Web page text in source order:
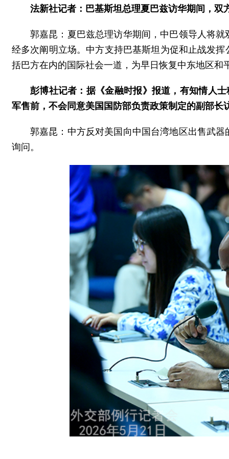
法新社记者：巴基斯坦总理夏巴兹访华期间，双
郭嘉昆：夏巴兹总理访华期间，中巴领导人将
经多次阐明立场。中方支持巴基斯坦为促和止战发
括巴方在内的国际社会一道，为早日恢复中东地区和
彭博社记者：据《金融时报》报道，有知情人
军售前，不会同意美国国防部负责政策制定的副部长
郭嘉昆：中方反对美国向中国台湾地区出售武
询问。